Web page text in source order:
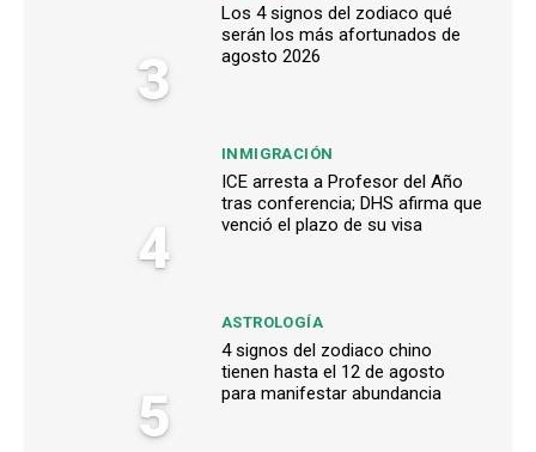
3
Los 4 signos del zodiaco qué
serán los más afortunados de
agosto 2026
4
INMIGRACIÓN
ICE arresta a Profesor del Año
tras conferencia; DHS afirma que
venció el plazo de su visa
5
ASTROLOGÍA
4 signos del zodiaco chino
tienen hasta el 12 de agosto
para manifestar abundancia